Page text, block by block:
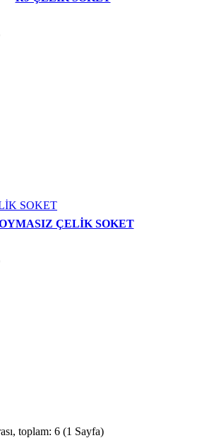
ÇELİK SOKET
toplam: 6 (1 Sayfa)